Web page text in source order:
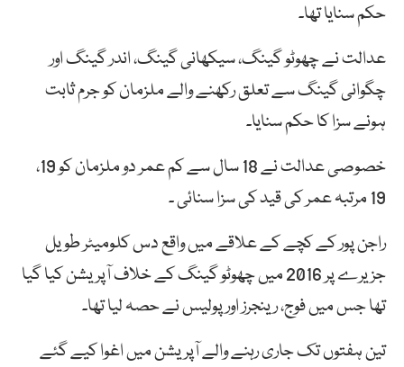
حکم سنایا تھا۔
عدالت نے چھوٹو گینگ، سیکھانی گینگ، اندر گینگ اور
چگوانی گینگ سے تعلق رکھنے والے ملزمان کو جرم ثابت
ہونے سزا کا حکم سنایا۔
خصوصی عدالت نے 18 سال سے کم عمر دو ملزمان کو 19،
19 مرتبہ عمر کی قید کی سزا سنائی ۔
راجن پور کے کچے کے علاقے میں واقع دس کلومیٹر طویل
جزیرے پر 2016 میں چھوٹو گینگ کے خلاف آپریشن کیا گیا
تھا جس میں فوج، رینجرز اور پولیس نے حصہ لیا تھا۔
تین ہفتوں تک جاری رہنے والے آپریشن میں اغوا کیے گئے